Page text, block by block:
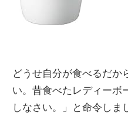
どうせ自分が食べるだか
い。昔食べたレディーボ
しなさい。」と命令しま